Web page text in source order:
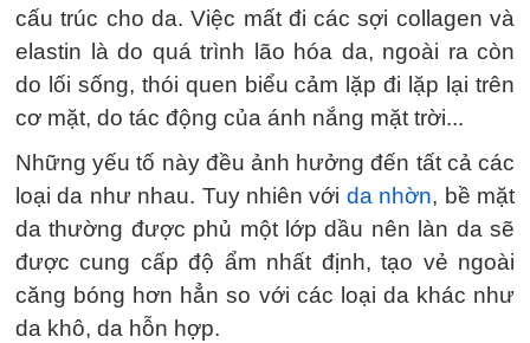
cấu trúc cho da. Việc mất đi các sợi collagen và
elastin là do quá trình lão hóa da, ngoài ra còn
do lối sống, thói quen biểu cảm lặp đi lặp lại trên
cơ mặt, do tác động của ánh nắng mặt trời...
Những yếu tố này đều ảnh hưởng đến tất cả các
loại da như nhau. Tuy nhiên với da nhờn, bề mặt
da thường được phủ một lớp dầu nên làn da sẽ
được cung cấp độ ẩm nhất định, tạo vẻ ngoài
căng bóng hơn hẳn so với các loại da khác như
da khô, da hỗn hợp.